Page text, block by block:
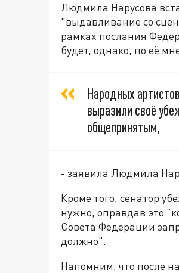
Людмила Нарусова
"выдавливание со
рамках послания
будет, однако, по её
Народных
выразили своё
общепринятым,
- заявила Людмила
Кроме того, сенатор
нужно, оправдав это
Совета Федерации
должно".
Напомним, что после